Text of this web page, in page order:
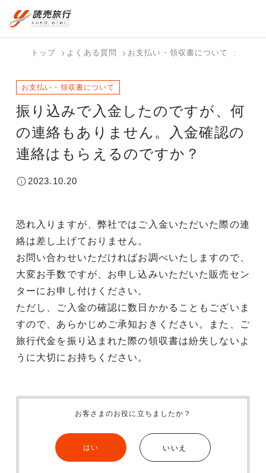
航空券+宿泊
フリーワード
検索する
国内旅行トップ
バスツアー
を探す
個人旅行
（ブーケ）
を探す
国内特集か
ら探す
テーマから
探す
写真から探
海外旅行トップ
海外特集か
ら探す
テーマから
探す
トップ よくある質問 お支払い・領収書について
お支払い・領収書について
振り込みで入金したのですが、何
の連絡もありません。入金確認の
連絡はもらえるのですか？
2023.10.20
恐れ入りますが、弊社ではご入金いただいた際の連
絡は差し上げておりません。
お問い合わせいただければお調べいたしますので、
大変お手数ですが、お申し込みいただいた販売セン
ターにお申し付けください。
ただし、ご入金の確認に数日かかることもございま
すので、あらかじめご承知おきください。また、ご
旅行代金を振り込まれた際の領収書は紛失しないよ
うに大切にお持ちください。
お客さまのお役に立ちましたか？
はい いいえ